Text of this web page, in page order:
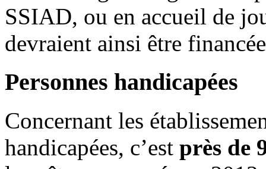
SSIAD, ou en accueil de
devraient ainsi être
Personnes handicapées
Concernant les
handicapées, c’est près de